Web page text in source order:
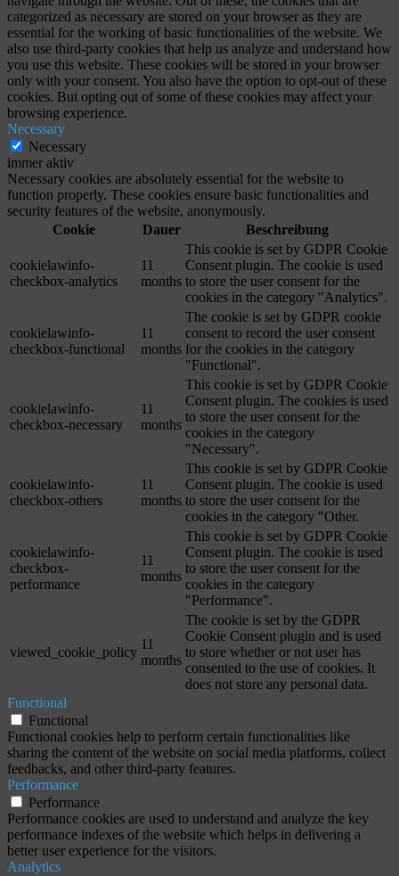
categorized as necessary are stored on your browser as they are
essential for the working of basic functionalities of the website. We
also use third-party cookies that help us analyze and understand how
you use this website. These cookies will be stored in your browser
only with your consent. You also have the option to opt-out of these
cookies. But opting out of some of these cookies may affect your
browsing experience.
Necessary
Necessary
immer aktiv
Necessary cookies are absolutely essential for the website to
function properly. These cookies ensure basic functionalities and
security features of the website, anonymously.
Cookie
Dauer Beschreibung
cookielawinfo-
checkbox-analytics
11
months
This cookie is set by GDPR Cookie
Consent plugin. The cookie is used
to store the user consent for the
cookies in the category "Analytics".
cookielawinfo-
checkbox-functional
11
months
The cookie is set by GDPR cookie
consent to record the user consent
for the cookies in the category
"Functional".
cookielawinfo-
checkbox-necessary
11
months
This cookie is set by GDPR Cookie
Consent plugin. The cookies is used
to store the user consent for the
cookies in the category
"Necessary".
cookielawinfo-
checkbox-others
11
months
This cookie is set by GDPR Cookie
Consent plugin. The cookie is used
to store the user consent for the
cookies in the category "Other.
cookielawinfo-
checkbox-
performance
11
months
This cookie is set by GDPR Cookie
Consent plugin. The cookie is used
to store the user consent for the
cookies in the category
"Performance".
viewed_cookie_policy
11
months
The cookie is set by the GDPR
Cookie Consent plugin and is used
to store whether or not user has
consented to the use of cookies. It
does not store any personal data.
Functional
Functional
Functional cookies help to perform certain functionalities like
sharing the content of the website on social media platforms, collect
feedbacks, and other third-party features.
Performance
Performance
Performance cookies are used to understand and analyze the key
performance indexes of the website which helps in delivering a
better user experience for the visitors.
Analytics